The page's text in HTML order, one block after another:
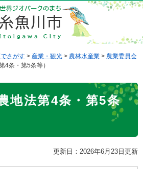
さがす > 産業・観光 > 農林水産業 > 農業委員会
4条・第5条等）
地法第4条・第5条
更新日：2026年6月23日更新